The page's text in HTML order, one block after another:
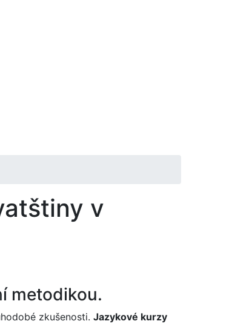
v
metodikou.
zkušenosti. Jazykové kurzy